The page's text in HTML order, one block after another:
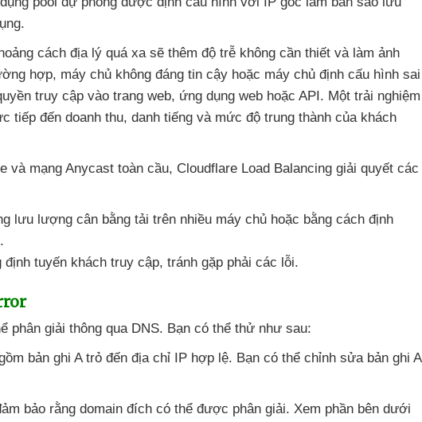
cách địa lý quá xa sẽ thêm độ trễ không cần thiết và làm ảnh
hợp, máy chủ không đáng tin cậy hoặc máy chủ định cấu hình sai
truy cập vào trang web, ứng dụng web hoặc API. Một trải nghiệm
tiếp đến doanh thu, danh tiếng và mức độ trung thành của khách
và mạng Anycast toàn cầu, Cloudflare Load Balancing giải quyết các
lưu lượng cân bằng tải trên nhiều máy chủ hoặc bằng cách định
định tuyến khách truy cập, tránh gặp phải các lỗi.
phân giải thông qua DNS. Bạn có thể thử như sau:
bản ghi A trỏ đến địa chỉ IP hợp lệ. Bạn có thể chỉnh sửa bản ghi A
bảo rằng domain đích có thể được phân giải. Xem phần bên dưới